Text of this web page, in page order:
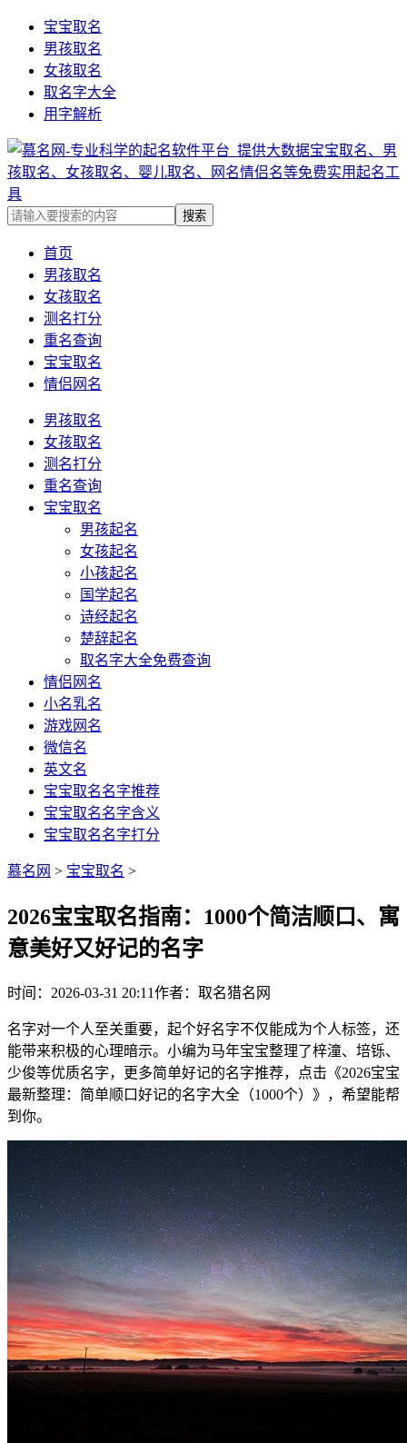
宝宝取名
男孩取名
女孩取名
取名字大全
用字解析
首页
男孩取名
女孩取名
测名打分
重名查询
宝宝取名
情侣网名
男孩取名
女孩取名
测名打分
重名查询
宝宝取名
男孩起名
女孩起名
小孩起名
国学起名
诗经起名
楚辞起名
取名字大全免费查询
情侣网名
小名乳名
游戏网名
微信名
英文名
宝宝取名名字推荐
宝宝取名名字含义
宝宝取名名字打分
慕名网 > 宝宝取名 >
2026宝宝取名指南：1000个简洁顺口、寓
意美好又好记的名字
时间：2026-03-31 20:11作者：取名猎名网
名字对一个人至关重要，起个好名字不仅能成为个人标签，还
能带来积极的心理暗示。小编为马年宝宝整理了梓潼、培铄、
少俊等优质名字，更多简单好记的名字推荐，点击《2026宝宝
最新整理：简单顺口好记的名字大全（1000个）》，希望能帮
到你。